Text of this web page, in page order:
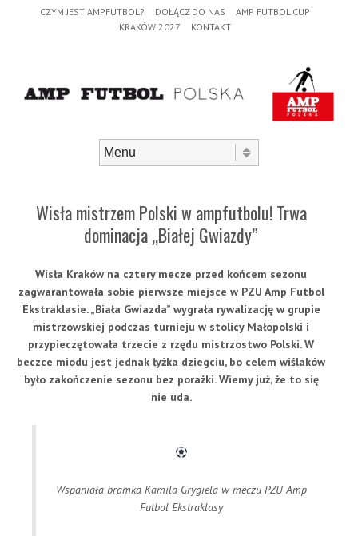
CZYM JEST AMPFUTBOL? DOŁĄCZ DO NAS
AMP FUTBOL CUP
KRAKÓW 2027
KONTAKT
Wisła mistrzem Polski w ampfutbolu! Trwa
dominacja „Białej Gwiazdy”
Wisła Kraków na cztery mecze przed końcem sezonu
zagwarantowała sobie pierwsze miejsce w PZU Amp Futbol
Ekstraklasie. „Biała Gwiazda” wygrała rywalizację w grupie
mistrzowskiej podczas turnieju w stolicy Małopolski i
przypieczętowała trzecie z rzędu mistrzostwo Polski. W
beczce miodu jest jednak łyżka dziegciu, bo celem wiślaków
było zakończenie sezonu bez porażki. Wiemy już, że to się
nie uda.
Wspaniała bramka Kamila Grygiela w meczu PZU Amp
Futbol Ekstraklasy